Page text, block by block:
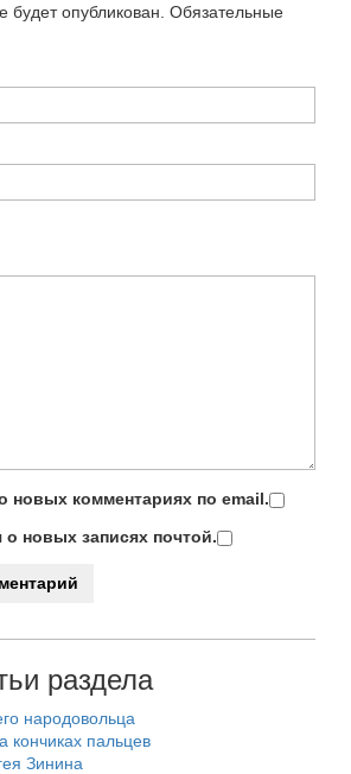
опубликован. Обязательные
новых комментариях по email.
новых записях почтой.
раздела
народовольца
кончиках пальцев
Зинина